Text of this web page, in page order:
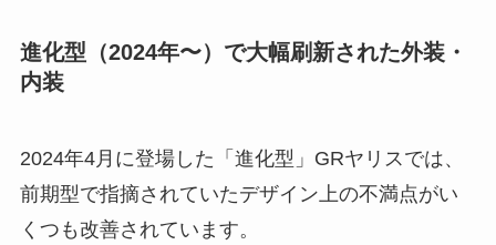
進化型（2024年〜）で大幅刷新された外装・
内装
2024年4月に登場した「進化型」GRヤリスでは、
前期型で指摘されていたデザイン上の不満点がい
くつも改善されています。